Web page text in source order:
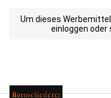
Um dieses
einloggen oder